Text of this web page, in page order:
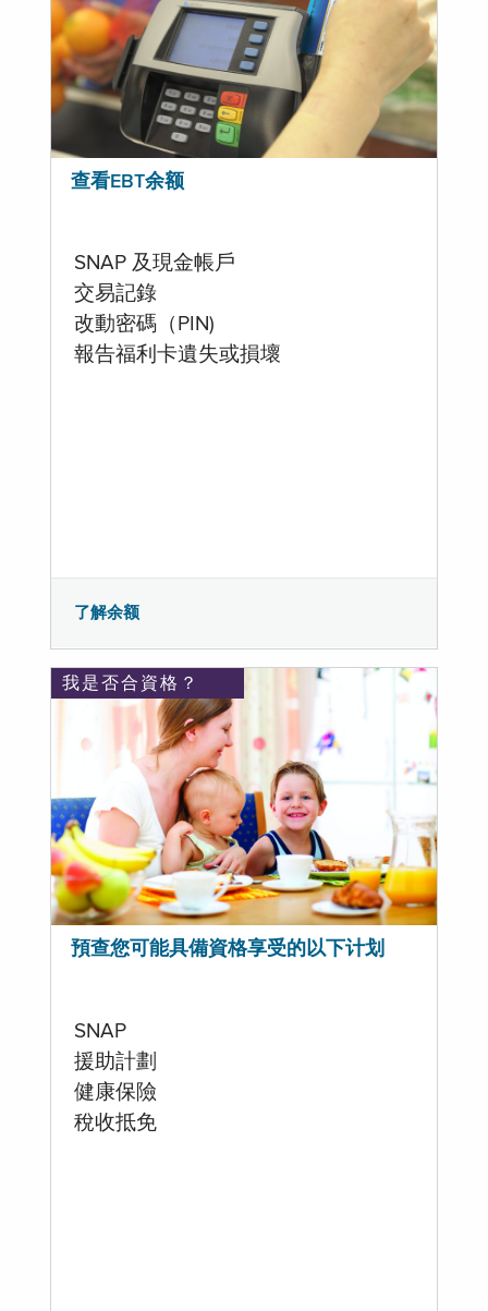
查看EBT余额
SNAP 及現金帳戶
交易記錄
改動密碼（PIN)
報告福利卡遺失或損壞
了解余额
我是否合資格？
預查您可能具備資格享受的以下计划
SNAP
援助計劃
健康保險
稅收抵免